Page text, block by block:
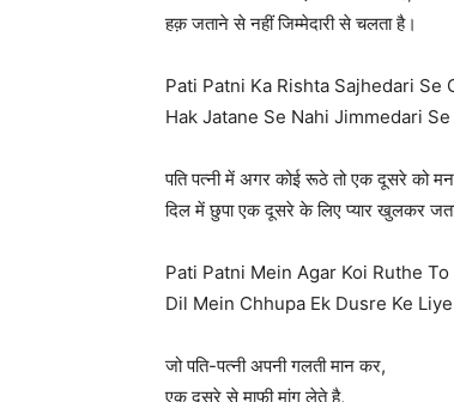
हक़ जताने से नहीं जिम्मेदारी से चलता है।
Pati Patni Ka Rishta Sajhedari Se
Hak Jatane Se Nahi Jimmedari
पति पत्नी में अगर कोई रूठे तो एक दूसरे को
दिल में छुपा एक दूसरे के लिए प्यार खुलकर जता
Pati Patni Mein Agar Koi Ruthe
Dil Mein Chhupa Ek Dusre Ke
जो पति-पत्नी अपनी गलती मान कर,
एक दुसरे से माफी मांग लेते है,